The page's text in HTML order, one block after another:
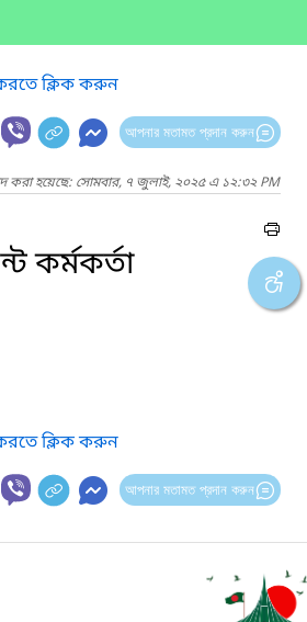
ক্লিক করুন
আপনার মতামত প্রদান করুন
করা হয়েছে: সোমবার, ৭ জুলাই, ২০২৫ এ ১২:৩২ PM
কর্মকর্তা
ক্লিক করুন
আপনার মতামত প্রদান করুন